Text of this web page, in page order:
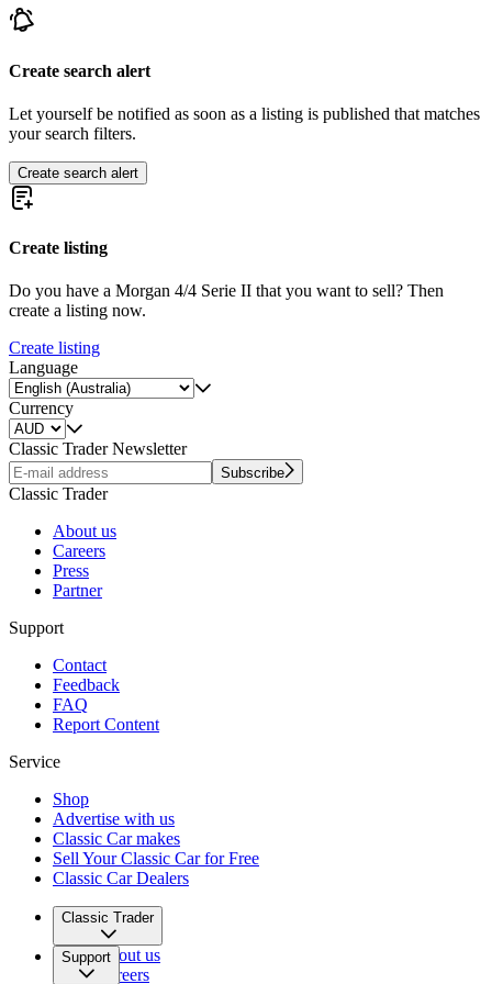
Create search alert
Let yourself be notified as soon as a listing is published that matches
your search filters.
Create search alert
Create listing
Do you have a Morgan 4/4 Serie II that you want to sell? Then
create a listing now.
Create listing
Language
Currency
Classic Trader Newsletter
Subscribe
Classic Trader
About us
Careers
Press
Partner
Support
Contact
Feedback
FAQ
Report Content
Service
Shop
Advertise with us
Classic Car makes
Sell Your Classic Car for Free
Classic Car Dealers
Classic Trader
About us
Careers
Support